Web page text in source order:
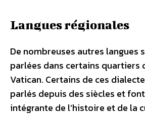
Langues régionales
De nombreuses autres langues
parlées dans certains quartiers
Vatican. Certains de ces
parlés depuis des siècles et
intégrante de l’histoire et de la